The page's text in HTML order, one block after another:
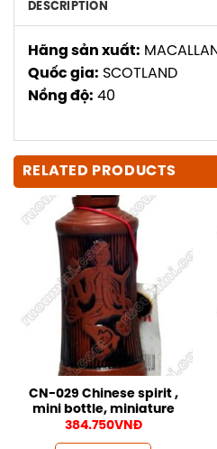
DESCRIPTION
Hãng sản xuất:
Quốc gia: SCOTLAND
Nồng độ: 40
RELATED PRODUCTS
CN-029 Chinese spirit ,
mini bottle, miniature
384.750VNĐ